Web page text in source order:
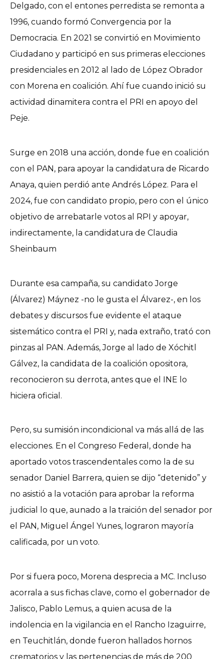
Delgado, con el entones perredista se remonta a
1996, cuando formó Convergencia por la
Democracia. En 2021 se convirtió en Movimiento
Ciudadano y participó en sus primeras elecciones
presidenciales en 2012 al lado de López Obrador
con Morena en coalición. Ahí fue cuando inició su
actividad dinamitera contra el PRI en apoyo del
Peje.
Surge en 2018 una acción, donde fue en coalición
con el PAN, para apoyar la candidatura de Ricardo
Anaya, quien perdió ante Andrés López. Para el
2024, fue con candidato propio, pero con el único
objetivo de arrebatarle votos al RPI y apoyar,
indirectamente, la candidatura de Claudia
Sheinbaum
Durante esa campaña, su candidato Jorge
(Álvarez) Máynez -no le gusta el Álvarez-, en los
debates y discursos fue evidente el ataque
sistemático contra el PRI y, nada extraño, trató con
pinzas al PAN. Además, Jorge al lado de Xóchitl
Gálvez, la candidata de la coalición opositora,
reconocieron su derrota, antes que el INE lo
hiciera oficial.
Pero, su sumisión incondicional va más allá de las
elecciones. En el Congreso Federal, donde ha
aportado votos trascendentales como la de su
senador Daniel Barrera, quien se dijo “detenido” y
no asistió a la votación para aprobar la reforma
judicial lo que, aunado a la traición del senador por
el PAN, Miguel Ángel Yunes, lograron mayoría
calificada, por un voto.
Por si fuera poco, Morena desprecia a MC. Incluso
acorrala a sus fichas clave, como el gobernador de
Jalisco, Pablo Lemus, a quien acusa de la
indolencia en la vigilancia en el Rancho Izaguirre,
en Teuchitlán, donde fueron hallados hornos
crematorios y las pertenencias de más de 200